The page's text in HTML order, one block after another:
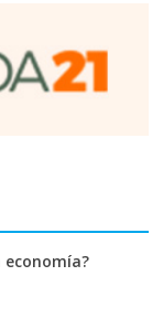
economía?